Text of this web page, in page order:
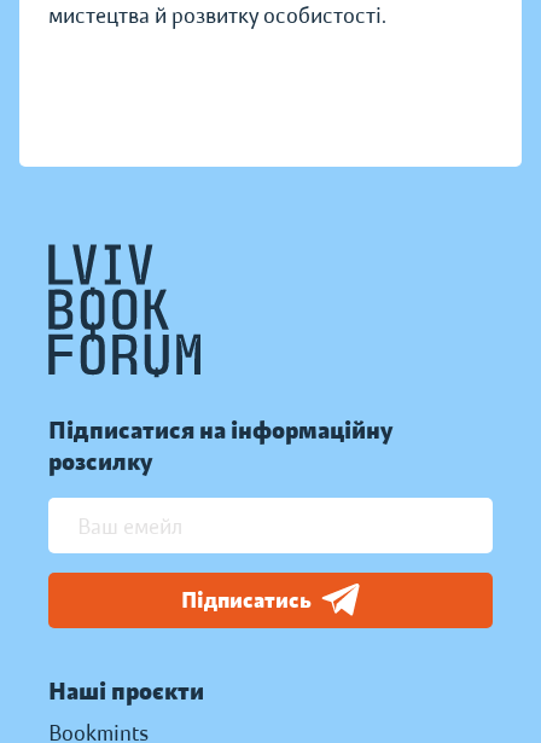
мистецтва й розвитку особистості.
Підписатися на інформаційну
розсилку
Підписатись
Наші проєкти
Bookmints